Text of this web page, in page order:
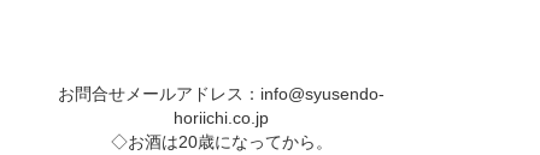
お問合せメールアドレス： info@syusendo-
horiichi.co.jp
◇お酒は20歳になってから。